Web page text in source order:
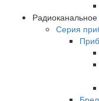
Серия